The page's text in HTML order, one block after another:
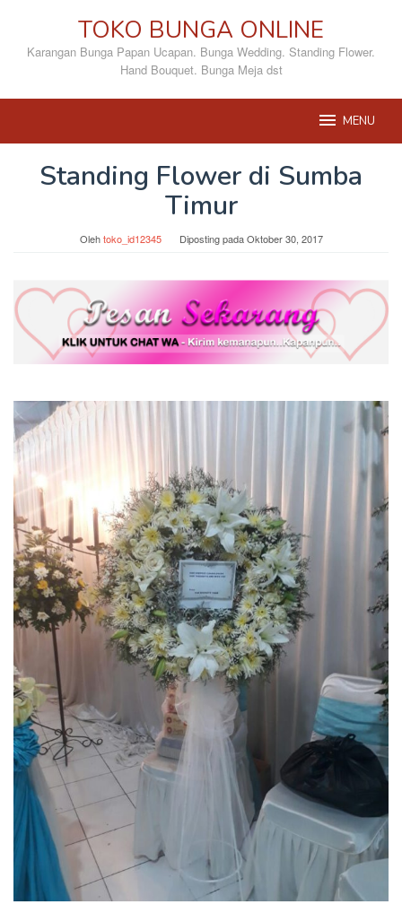
konten
TOKO BUNGA ONLINE
Karangan Bunga Papan Ucapan. Bunga Wedding. Standing Flower.
Hand Bouquet. Bunga Meja dst
MENU
Standing Flower di Sumba
Timur
Olehtoko_id12345 Diposting padaOktober 30, 2017